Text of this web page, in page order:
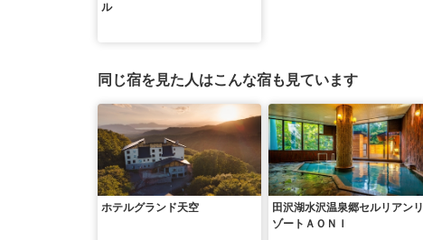
ル
同じ宿を見た人はこんな宿も見ています
ホテルグランド天空
田沢湖水沢温泉郷セルリアンリ
ゾートＡＯＮＩ